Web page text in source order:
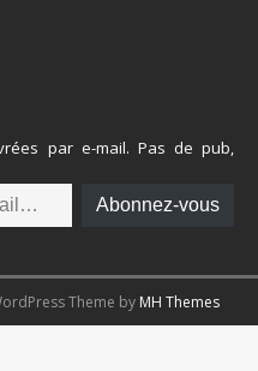
par e-mail. Pas de pub,
Abonnez-vous
Theme by MH Themes